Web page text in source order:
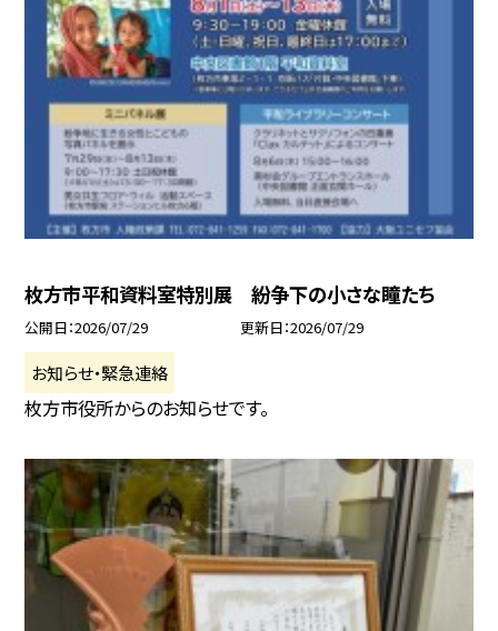
枚方市平和資料室特別展 紛争下の小さな瞳たち
公開日 2026/07/29 更新日 2026/07/29
お知らせ・緊急連絡
枚方市役所からのお知らせです。